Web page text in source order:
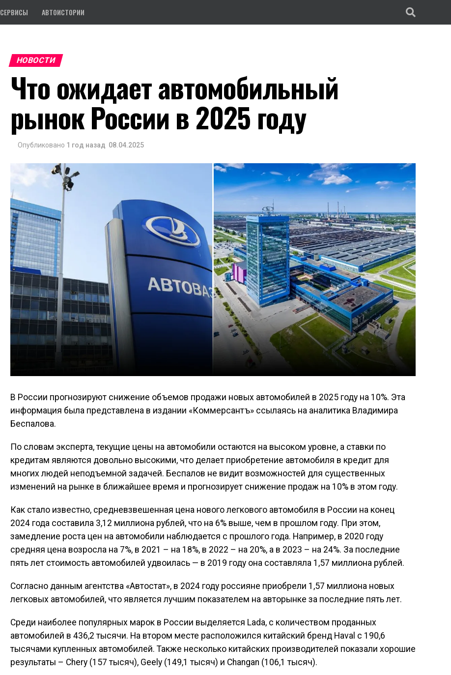
СЕРВИСЫ АВТОИСТОРИИ
НОВОСТИ
Что ожидает автомобильный
рынок России в 2025 году
Опубликовано 1 год назад 08.04.2025
В России прогнозируют снижение объемов продажи новых автомобилей в 2025 году на 10%. Эта
информация была представлена в издании «Коммерсантъ» ссылаясь на аналитика Владимира
Беспалова.
По словам эксперта, текущие цены на автомобили остаются на высоком уровне, а ставки по
кредитам являются довольно высокими, что делает приобретение автомобиля в кредит для
многих людей неподъемной задачей. Беспалов не видит возможностей для существенных
изменений на рынке в ближайшее время и прогнозирует снижение продаж на 10% в этом году.
Как стало известно, средневзвешенная цена нового легкового автомобиля в России на конец
2024 года составила 3,12 миллиона рублей, что на 6% выше, чем в прошлом году. При этом,
замедление роста цен на автомобили наблюдается с прошлого года. Например, в 2020 году
средняя цена возросла на 7%, в 2021 – на 18%, в 2022 – на 20%, а в 2023 – на 24%. За последние
пять лет стоимость автомобилей удвоилась — в 2019 году она составляла 1,57 миллиона рублей.
Согласно данным агентства «Автостат», в 2024 году россияне приобрели 1,57 миллиона новых
легковых автомобилей, что является лучшим показателем на авторынке за последние пять лет.
Среди наиболее популярных марок в России выделяется Lada, с количеством проданных
автомобилей в 436,2 тысячи. На втором месте расположился китайский бренд Haval с 190,6
тысячами купленных автомобилей. Также несколько китайских производителей показали хорошие
результаты – Chery (157 тысяч), Geely (149,1 тысяч) и Changan (106,1 тысяч).